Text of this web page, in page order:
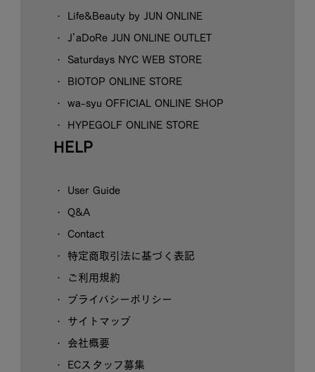
Life&Beauty by JUN ONLINE
J’aDoRe JUN ONLINE OUTLET
Saturdays NYC WEB STORE
BIOTOP ONLINE STORE
wa-syu OFFICIAL ONLINE SHOP
HYPEGOLF ONLINE STORE
HELP
User Guide
Q&A
Contact
特定商取引法に基づく表記
ご利用規約
プライバシーポリシー
サイトマップ
会社概要
ECスタッフ募集